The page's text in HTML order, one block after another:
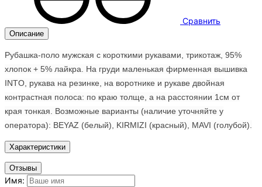
Сравнить
Описание
Рубашка-поло мужская с короткими рукавами, трикотаж, 95%
хлопок + 5% лайкра. На груди маленькая фирменная вышивка
INTO, рукава на резинке, на воротнике и рукаве двойная
контрастная полоса: по краю толще, а на расстоянии 1см от
края тонкая. Возможные варианты (наличие уточняйте у
оператора): BEYAZ (белый), KIRMIZI (красный), MAVI (голубой).
Характеристики
Отзывы
Имя: